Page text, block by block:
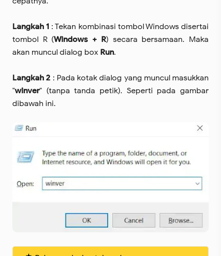
Langkah 1 : Tekan kombinasi tombol Windows disertai
tombol R (Windows + R) secara bersamaan. Maka
akan muncul dialog box Run.
Langkah 2 : Pada kotak dialog yang muncul masukkan
"winver" (tanpa tanda petik). Seperti pada gambar
dibawah ini.